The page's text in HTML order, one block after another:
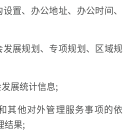
置、办公地址、办公时间、
展规划、专项规划、区域规
展统计信息;
其他对外管理服务事项的依
结果;